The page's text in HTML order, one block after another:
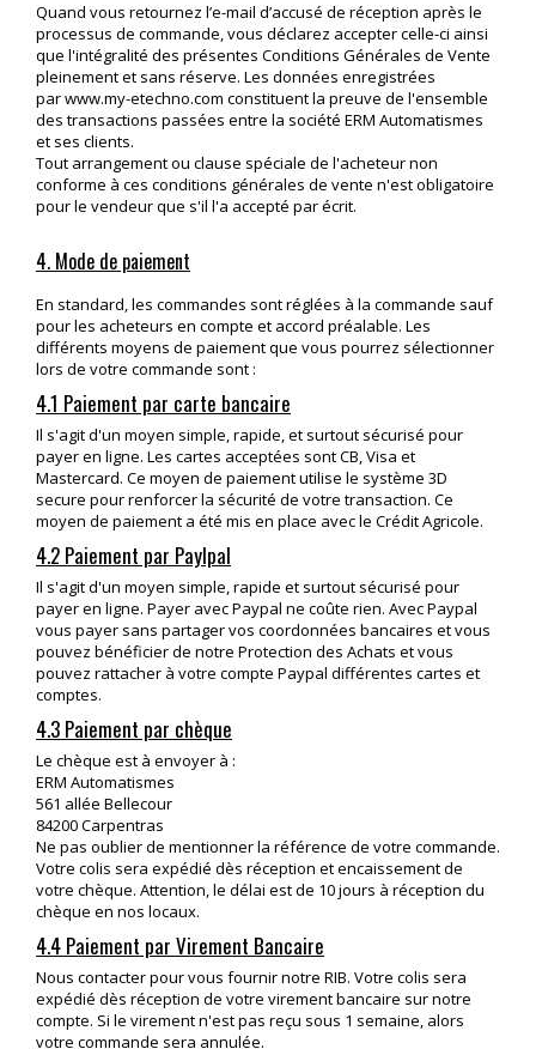
Quand vous retournez l’e-mail d’accusé de réception après le
processus de commande, vous déclarez accepter celle-ci ainsi
que l'intégralité des présentes Conditions Générales de Vente
pleinement et sans réserve. Les données enregistrées
parwww.my-etechno.com constituent la preuve de l'ensemble
des transactions passées entre la société ERM Automatismes
et ses clients.
Tout arrangement ou clause spéciale de l'acheteur non
conforme à ces conditions générales de vente n'est obligatoire
pour le vendeur que s'il l'a accepté par écrit.
4. Mode de paiement
En standard, les commandes sont réglées à la commande sauf
pour les acheteurs en compte et accord préalable. Les
différents moyens de paiement que vous pourrez sélectionner
lors de votre commande sont :
4.1 Paiement par carte bancaire
Il s'agit d'un moyen simple, rapide, et surtout sécurisé pour
payer en ligne. Les cartes acceptées sont CB, Visa et
Mastercard. Ce moyen de paiement utilise le système 3D
secure pour renforcer la sécurité de votre transaction. Ce
moyen de paiement a été mis en place avec le Crédit Agricole.
4.2 Paiement par Paylpal
Il s'agit d'un moyen simple, rapide et surtout sécurisé pour
payer en ligne. Payer avec Paypal ne coûte rien. Avec Paypal
vous payer sans partager vos coordonnées bancaires et vous
pouvez bénéficier de notre Protection des Achats et vous
pouvez rattacher à votre compte Paypal différentes cartes et
comptes.
4.3 Paiement par chèque
Le chèque est à envoyer à :
ERM Automatismes
561 allée Bellecour
84200 Carpentras
Ne pas oublier de mentionner la référence de votre commande.
Votre colis sera expédié dès réception et encaissement de
votre chèque. Attention, le délai est de 10 jours à réception du
chèque en nos locaux.
4.4 Paiement par Virement Bancaire
Nous contacter pour vous fournir notre RIB. Votre colis sera
expédié dès réception de votre virement bancaire sur notre
compte. Si le virement n'est pas reçu sous 1 semaine, alors
votre commande sera annulée.